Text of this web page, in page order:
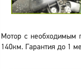
Мотор с необходимым
140км. Гарантия до 1